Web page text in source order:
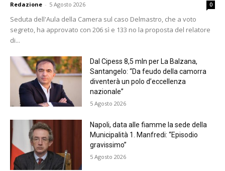
Redazione - 5 Agosto 2026 0
Seduta dell'Aula della Camera sul caso Delmastro, che a voto
segreto, ha approvato con 206 sì e 133 no la proposta del relatore
di...
Dal Cipess 8,5 mln per La Balzana,
Santangelo: “Da feudo della camorra
diventerà un polo d’eccellenza
nazionale”
5 Agosto 2026
Napoli, data alle fiamme la sede della
Municipalità 1. Manfredi: “Episodio
gravissimo”
5 Agosto 2026